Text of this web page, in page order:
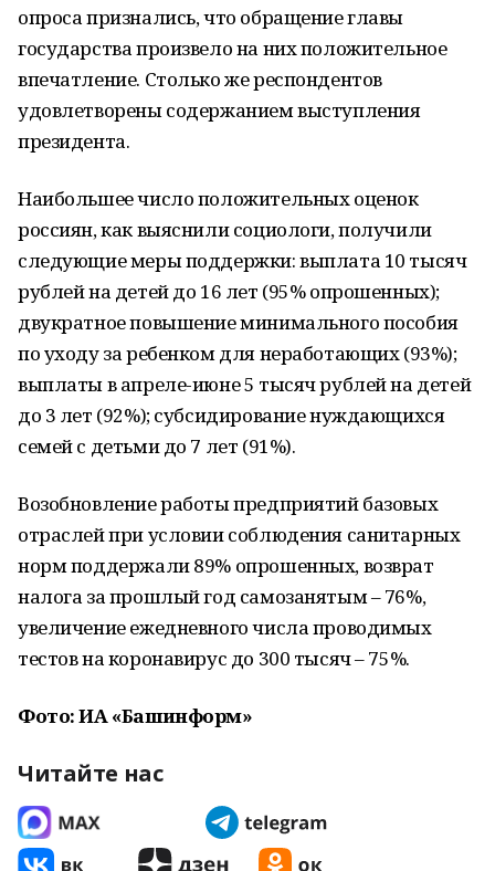
опроса признались, что обращение главы
государства произвело на них положительное
впечатление. Столько же респондентов
удовлетворены содержанием выступления
президента.
Наибольшее число положительных оценок
россиян, как выяснили социологи, получили
следующие меры поддержки: выплата 10 тысяч
рублей на детей до 16 лет (95% опрошенных);
двукратное повышение минимального пособия
по уходу за ребенком для неработающих (93%);
выплаты в апреле-июне 5 тысяч рублей на детей
до 3 лет (92%); субсидирование нуждающихся
семей с детьми до 7 лет (91%).
Возобновление работы предприятий базовых
отраслей при условии соблюдения санитарных
норм поддержали 89% опрошенных, возврат
налога за прошлый год самозанятым – 76%,
увеличение ежедневного числа проводимых
тестов на коронавирус до 300 тысяч – 75%.
Фото: ИА «Башинформ»
Читайте нас